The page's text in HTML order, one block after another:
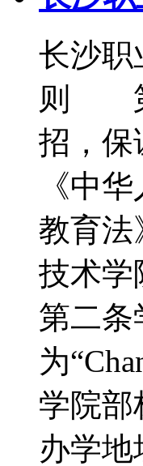
长沙
则 第
招，保
《中
教育法
技术
第二条
为
学院
办学